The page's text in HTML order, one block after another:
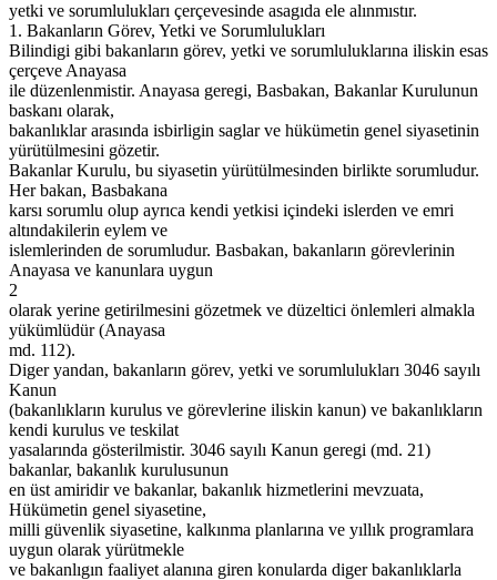
yetki ve sorumlulukları çerçevesinde asagıda ele alınmıstır.
1. Bakanların Görev, Yetki ve Sorumlulukları
Bilindigi gibi bakanların görev, yetki ve sorumluluklarına iliskin esas
çerçeve Anayasa
ile düzenlenmistir. Anayasa geregi, Basbakan, Bakanlar Kurulunun
baskanı olarak,
bakanlıklar arasında isbirligin saglar ve hükümetin genel siyasetinin
yürütülmesini gözetir.
Bakanlar Kurulu, bu siyasetin yürütülmesinden birlikte sorumludur.
Her bakan, Basbakana
karsı sorumlu olup ayrıca kendi yetkisi içindeki islerden ve emri
altındakilerin eylem ve
islemlerinden de sorumludur. Basbakan, bakanların görevlerinin
Anayasa ve kanunlara uygun
2
olarak yerine getirilmesini gözetmek ve düzeltici önlemleri almakla
yükümlüdür (Anayasa
md. 112).
Diger yandan, bakanların görev, yetki ve sorumlulukları 3046 sayılı
Kanun
(bakanlıkların kurulus ve görevlerine iliskin kanun) ve bakanlıkların
kendi kurulus ve teskilat
yasalarında gösterilmistir. 3046 sayılı Kanun geregi (md. 21)
bakanlar, bakanlık kurulusunun
en üst amiridir ve bakanlar, bakanlık hizmetlerini mevzuata,
Hükümetin genel siyasetine,
milli güvenlik siyasetine, kalkınma planlarına ve yıllık programlara
uygun olarak yürütmekle
ve bakanlıgın faaliyet alanına giren konularda diger bakanlıklarla